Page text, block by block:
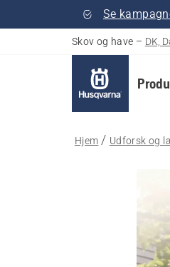
Se
Skov og have – DK,
Hjem Udforsk og